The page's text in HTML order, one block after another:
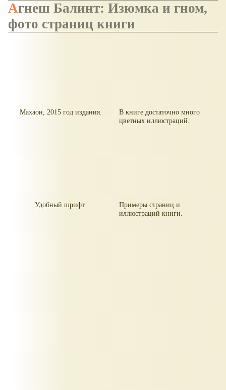
Агнеш Балинт: Изюмка и гном,
фото страниц книги
Махаон, 2015 год издания.
В книге достаточно много
цветных иллюстраций.
Удобный шрифт.
Примеры страниц и
иллюстраций книги.